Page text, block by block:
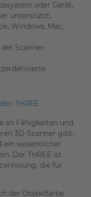
oder Gerät,
unterstützt,
Windows, Mac,
Scanner-
THREE
an Fähigkeiten und
3D-Scanner gibt,
ein wesentlicher
Der THREE ist
die für
der Objektfarbe